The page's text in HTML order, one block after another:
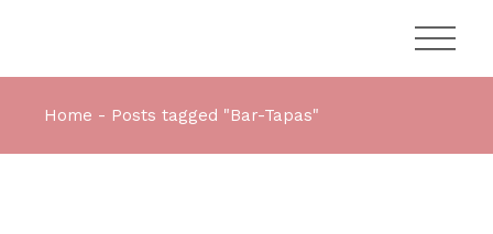
Home Posts tagged "Bar-Tapas"